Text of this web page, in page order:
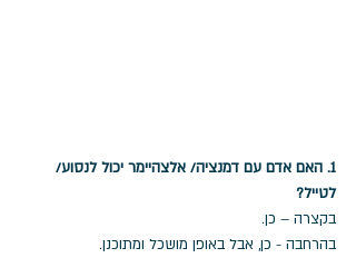
1. האם אדם עם דמנציה/ אלצהיימר יכול לנסוע/
לטייל?
בקצרה – כן.
בהרחבה - כן, אבל באופן מושכל ומתוכנן.